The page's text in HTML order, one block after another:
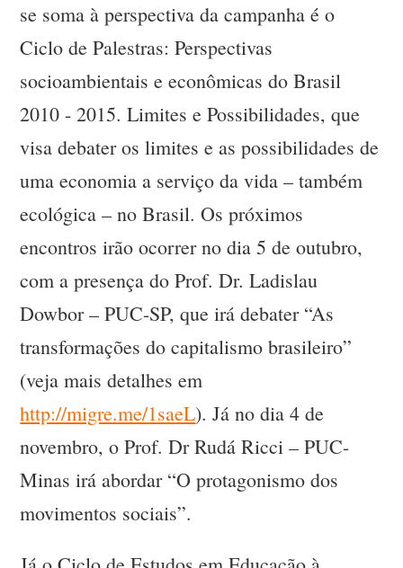
se soma à perspectiva da campanha é o
Ciclo de Palestras: Perspectivas
socioambientais e econômicas do Brasil
2010 - 2015. Limites e Possibilidades, que
visa debater os limites e as possibilidades de
uma economia a serviço da vida – também
ecológica – no Brasil. Os próximos
encontros irão ocorrer no dia 5 de outubro,
com a presença do Prof. Dr. Ladislau
Dowbor – PUC-SP, que irá debater “As
transformações do capitalismo brasileiro”
(veja mais detalhes em
http://migre.me/1saeL). Já no dia 4 de
novembro, o Prof. Dr Rudá Ricci – PUC-
Minas irá abordar “O protagonismo dos
movimentos sociais”.